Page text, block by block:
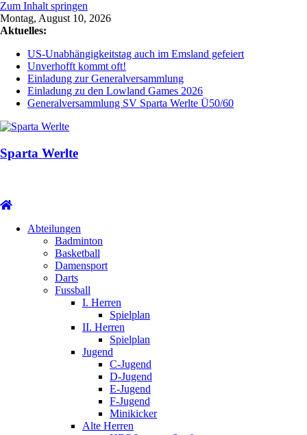
Zum Inhalt springen
Montag, August 10, 2026
Aktuelles:
US-Unabhängigkeitstag auch im Emsland gefeiert
Unverhofft kommt oft!
Einladung zur Generalversammlung
Einladung zu den Lowland Games 2026
Generalversammlung SV Sparta Werlte Ü50/60
Sparta Werlte
Abteilungen
Badminton
Basketball
Damensport
Darts
Fussball
I. Herren
Spielplan
II. Herren
Spielplan
Jugend
C-Jugend
D-Jugend
E-Jugend
F-Jugend
Minikicker
Alte Herren